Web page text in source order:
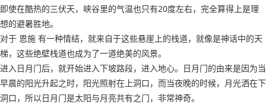
即使在酷热的三伏天，峡谷里的气温也只有20度左右，完全算得上是理
想的避暑胜地。
对于 恩施 有一种情结，就来自于这些悬崖上的栈道，就像是神话中的天
梯，这些绝壁栈道也成为了一道绝美的风景。
进入日月门后，就开始进入下坡路段，进入地心。日月门的由来是因为当
早晨的阳光升起之时，阳光照射在上洞口，而当夜晚的时候，月光洒在下
洞口，所以日月门是太阳与月亮共有之门，非常神奇。